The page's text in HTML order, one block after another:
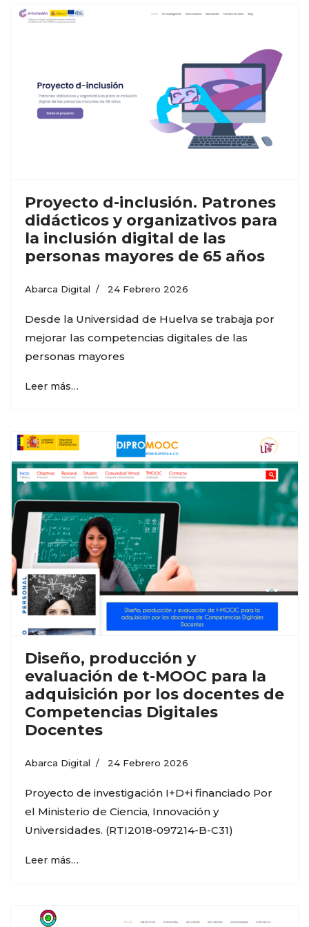
Proyecto d-inclusión. Patrones
didácticos y organizativos para
la inclusión digital de las
personas mayores de 65 años
Abarca Digital 24 Febrero 2026
Desde la Universidad de Huelva se trabaja por
mejorar las competencias digitales de las
personas mayores
Leer más…
Diseño, producción y
evaluación de t-MOOC para la
adquisición por los docentes de
Competencias Digitales
Docentes
Abarca Digital 24 Febrero 2026
Proyecto de investigación I+D+i financiado Por
el Ministerio de Ciencia, Innovación y
Universidades. (RTI2018-097214-B-C31)
Leer más…